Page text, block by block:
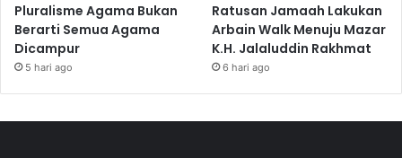
Pluralisme Agama Bukan
Berarti Semua Agama
Dicampur
5 hari ago
Ratusan Jamaah Lakukan
Arbain Walk Menuju Mazar
K.H. Jalaluddin Rakhmat
6 hari ago